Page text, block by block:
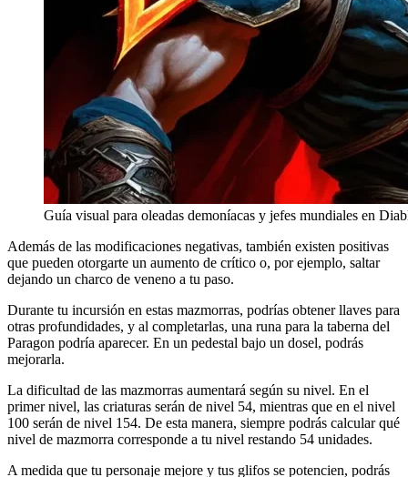
Guía visual para oleadas demoníacas y jefes mundiales en
Además de las modificaciones negativas, también existen positivas
que pueden otorgarte un aumento de crítico o, por ejemplo, saltar
dejando un charco de veneno a tu paso.
Durante tu incursión en estas mazmorras, podrías obtener llaves para
otras profundidades, y al completarlas, una runa para la taberna del
Paragon podría aparecer. En un pedestal bajo un dosel, podrás
mejorarla.
La dificultad de las mazmorras aumentará según su nivel. En el
primer nivel, las criaturas serán de nivel 54, mientras que en el nivel
100 serán de nivel 154. De esta manera, siempre podrás calcular qué
nivel de mazmorra corresponde a tu nivel restando 54 unidades.
A medida que tu personaje mejore y tus glifos se potencien, podrás